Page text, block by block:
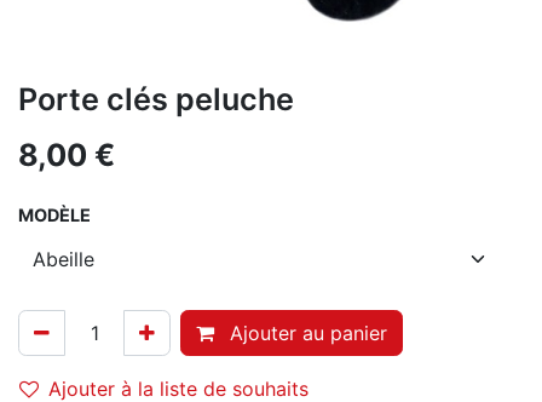
Porte clés peluche
8,00 €
MODÈLE
Ajouter au panier
Ajouter à la liste de souhaits